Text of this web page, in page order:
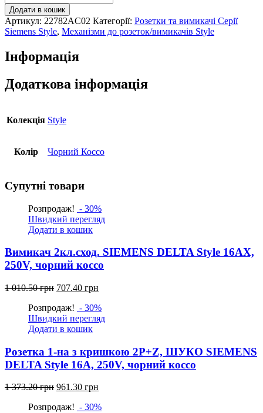
РС
2-
на
SIEMENS
DELTA
Style
Cat.5e,
чорний
Додати в кошик
Артикул: 22782AC02 Категорії: Розетки та вимикачі Серії
Siemens Style, Механізми до розеток/вимикачів Style
Інформація
Додаткова інформація
Колекція Style
Колір Чорний Коссо
Супутні товари
Розпродаж! - 30%
Швидкий перегляд
Додати в кошик
Вимикач 2кл.сход. SIEMENS DELTA Style 16АХ,
250V, чорний коссо
1 010.50грн Оригінальна
1
010.50
грн.
707.40 грн
707.40
грн.
Розпродаж! - 30%
Швидкий перегляд
Додати в кошик
Розетка 1-на з кришкою 2P+Z, ШУКО SIEMENS
DELTA Style 16А, 250V, чорний коссо
1 373.20грн Оригінальна
1
961.30 грн
961.30
Розпродаж! - 30%